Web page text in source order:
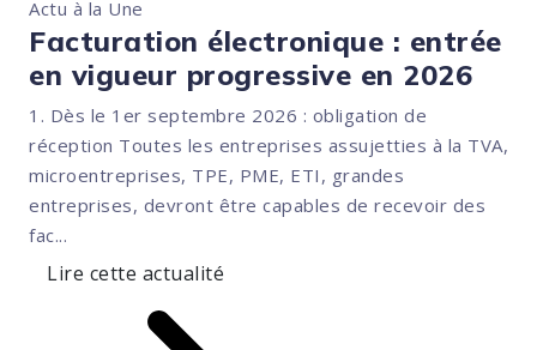
Actu à la Une
Facturation électronique : entrée
en vigueur progressive en 2026
1. Dès le 1er septembre 2026 : obligation de
réception Toutes les entreprises assujetties à la TVA,
microentreprises, TPE, PME, ETI, grandes
entreprises, devront être capables de recevoir des
fac...
Lire cette actualité